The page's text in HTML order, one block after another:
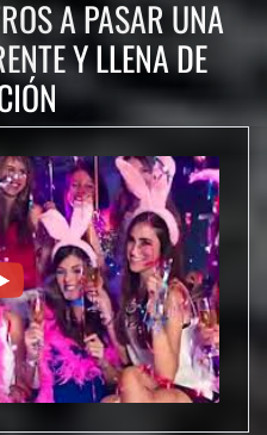
A PASAR UNA
Y LLENA DE